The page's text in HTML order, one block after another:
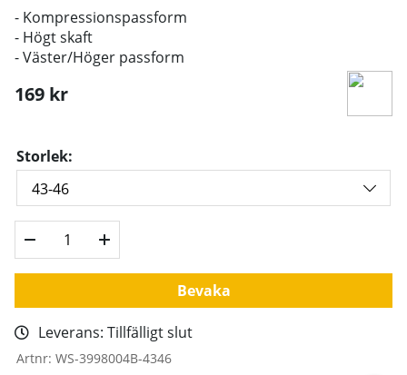
- Kompressionspassform
- Högt skaft
- Väster/Höger passform
169 kr
Storlek:
Bevaka
Leverans: Tillfälligt slut
Artnr: WS-3998004B-4346